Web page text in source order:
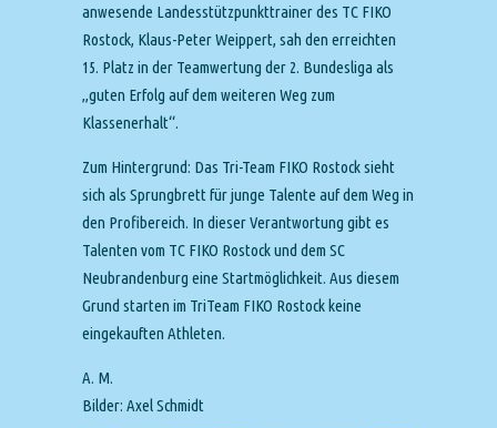
anwesende Landesstützpunkttrainer des TC FIKO
Rostock, Klaus-Peter Weippert, sah den erreichten
15. Platz in der Teamwertung der 2. Bundesliga als
„guten Erfolg auf dem weiteren Weg zum
Klassenerhalt“.
Zum Hintergrund: Das Tri-Team FIKO Rostock sieht
sich als Sprungbrett für junge Talente auf dem Weg in
den Profibereich. In dieser Verantwortung gibt es
Talenten vom TC FIKO Rostock und dem SC
Neubrandenburg eine Startmöglichkeit. Aus diesem
Grund starten im TriTeam FIKO Rostock keine
eingekauften Athleten.
A. M.
Bilder: Axel Schmidt